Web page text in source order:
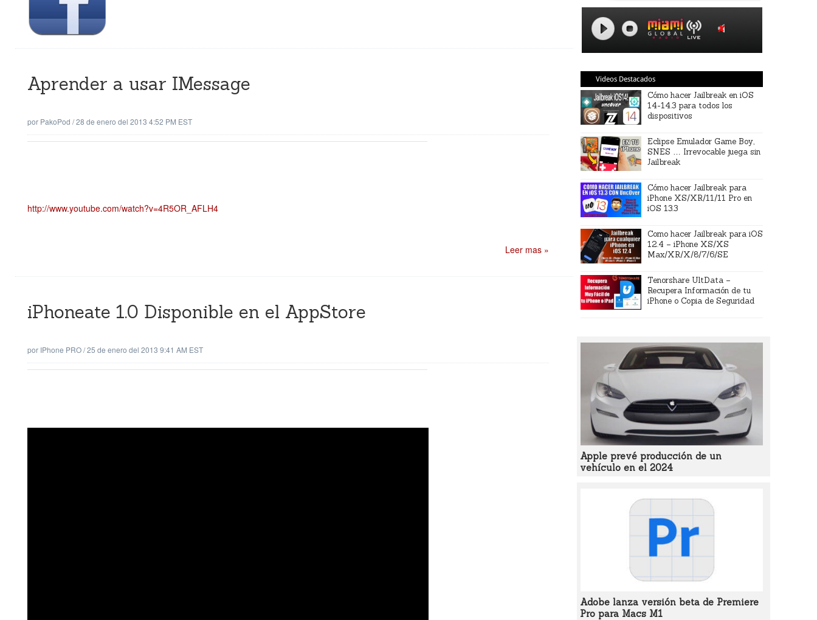
Aprender a usar IMessage
por PakoPod /28 de enero del 2013 4:52 PM EST
http://www.youtube.com/watch?v=4R5OR_AFLH4
Leer mas »
iPhoneate 1.0 Disponible en el AppStore
por IPhone PRO/25 de enero del 2013 9:41 AM EST
Videos Destacados
Cómo hacer Jailbreak en iOS
14-14.3 para todos los
dispositivos
Eclipse Emulador Game Boy,
SNES … Irrevocable juega sin
Jailbreak
Cómo hacer Jailbreak para
iPhone XS/XR/11/11 Pro en
iOS 13.3
Como hacer Jailbreak para iOS
12.4 – iPhone XS/XS
Max/XR/X/8/7/6/SE
Tenorshare UltData –
Recupera Información de tu
iPhone o Copia de Seguridad
Apple prevé producción de un
vehículo en el 2024
Adobe lanza versión beta de Premiere
Pro para Macs M1